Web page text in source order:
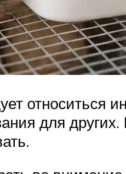
относиться
для